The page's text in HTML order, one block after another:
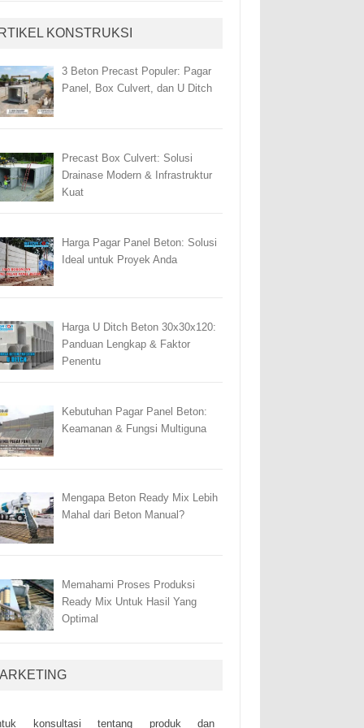
KONSTRUKSI
3 Beton Precast Populer: Pagar
Panel, Box Culvert, dan U Ditch
Precast Box Culvert: Solusi
Drainase Modern & Infrastruktur
Kuat
Harga Pagar Panel Beton: Solusi
Ideal untuk Proyek Anda
Harga U Ditch Beton 30x30x120:
Panduan Lengkap & Faktor
Penentu
Kebutuhan Pagar Panel Beton:
Keamanan & Fungsi Multiguna
Mengapa Beton Ready Mix Lebih
Mahal dari Beton Manual?
Memahami Proses Produksi
Ready Mix Untuk Hasil Yang
Optimal
kоnsultаsі tеntаng рrоduk dаn